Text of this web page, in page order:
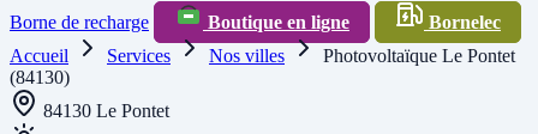
Borne de recharge
Boutique en ligne
Bornelec
Accueil
Services Nos villes
Photovoltaïque Le Pontet
(84130)
84130 Le Pontet